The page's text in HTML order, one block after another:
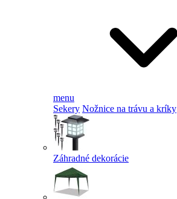
menu
Sekery Nožnice na trávu a kríky
Záhradné dekorácie